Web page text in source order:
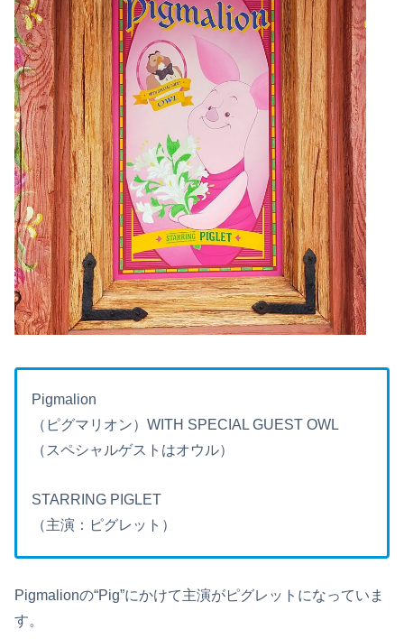
Pigmalion
（ピグマリオン）WITH SPECIAL GUEST OWL
（スペシャルゲストはオウル）
STARRING PIGLET
（主演：ピグレット）
Pigmalionの“Pig”にかけて主演がピグレットになっていま
す。